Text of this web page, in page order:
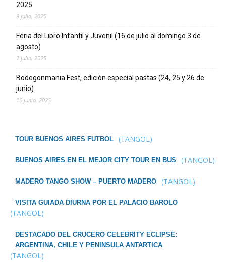
2025
9 julio, 2025
Feria del Libro Infantil y Juvenil (16 de julio al domingo 3 de
agosto)
7 julio, 2025
Bodegonmania Fest, edición especial pastas (24, 25 y 26 de
junio)
16 junio, 2025
TOUR BUENOS AIRES FUTBOL (TANGOL)
BUENOS AIRES EN EL MEJOR CITY TOUR EN BUS (TANGOL)
MADERO TANGO SHOW – PUERTO MADERO (TANGOL)
VISITA GUIADA DIURNA POR EL PALACIO BAROLO
(TANGOL)
DESTACADO DEL CRUCERO CELEBRITY ECLIPSE:
ARGENTINA, CHILE Y PENINSULA ANTARTICA
(TANGOL)